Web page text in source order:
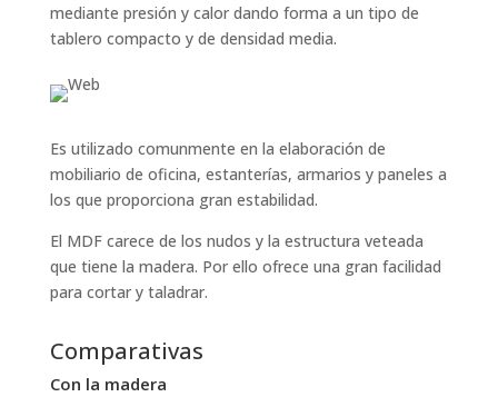
mediante presión y calor dando forma a un tipo de
tablero compacto y de densidad media.
Es utilizado comunmente en la elaboración de
mobiliario de oficina, estanterías, armarios y paneles a
los que proporciona gran estabilidad.
El MDF carece de los nudos y la estructura veteada
que tiene la madera. Por ello ofrece una gran facilidad
para cortar y taladrar.
Comparativas
Con la madera